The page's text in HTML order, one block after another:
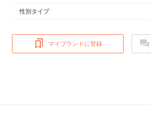
性別タイプ
マイブランドに登録